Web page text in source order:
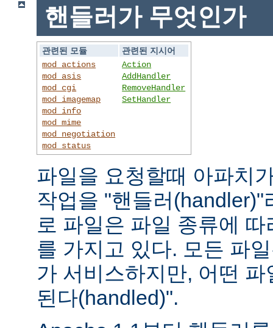
핸들러가 무엇인가
관련된 모듈
관련된 지시어
mod_actions
mod_asis
mod_cgi
mod_imagemap
mod_info
mod_mime
mod_negotiation
mod_status
Action
AddHandler
RemoveHandler
SetHandler
파일을 요청할때 아파치
작업을 "핸들러(handler)"
로 파일은 파일 종류에
를 가지고 있다. 모든 파
가 서비스하지만, 어떤
된다(handled)".